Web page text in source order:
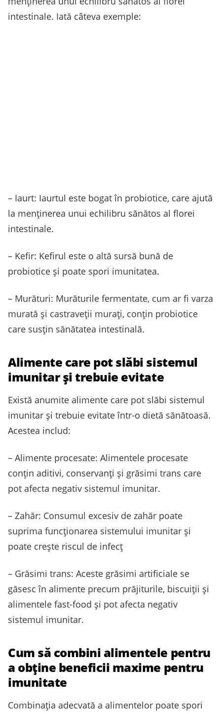
intestinale. Iată câteva exemple:
– Iaurt: Iaurtul este bogat în probiotice, care ajută
la menținerea unui echilibru sănătos al florei
intestinale.
– Kefir: Kefirul este o altă sursă bună de
probiotice și poate spori imunitatea.
– Murături: Murăturile fermentate, cum ar fi varza
murată și castraveții murați, conțin probiotice
care susțin sănătatea intestinală.
Alimente care pot slăbi sistemul
imunitar și trebuie evitate
Există anumite alimente care pot slăbi sistemul
imunitar și trebuie evitate într-o dietă sănătoasă.
Acestea includ:
– Alimente procesate: Alimentele procesate
conțin aditivi, conservanți și grăsimi trans care
pot afecta negativ sistemul imunitar.
– Zahăr: Consumul excesiv de zahăr poate
suprima funcționarea sistemului imunitar și
poate crește riscul de infecț
– Grăsimi trans: Aceste grăsimi artificiale se
găsesc în alimente precum prăjiturile, biscuiții și
alimentele fast-food și pot afecta negativ
sistemul imunitar.
Cum să combini alimentele pentru
a obține beneficii maxime pentru
imunitate
Combinația adecvată a alimentelor poate spori